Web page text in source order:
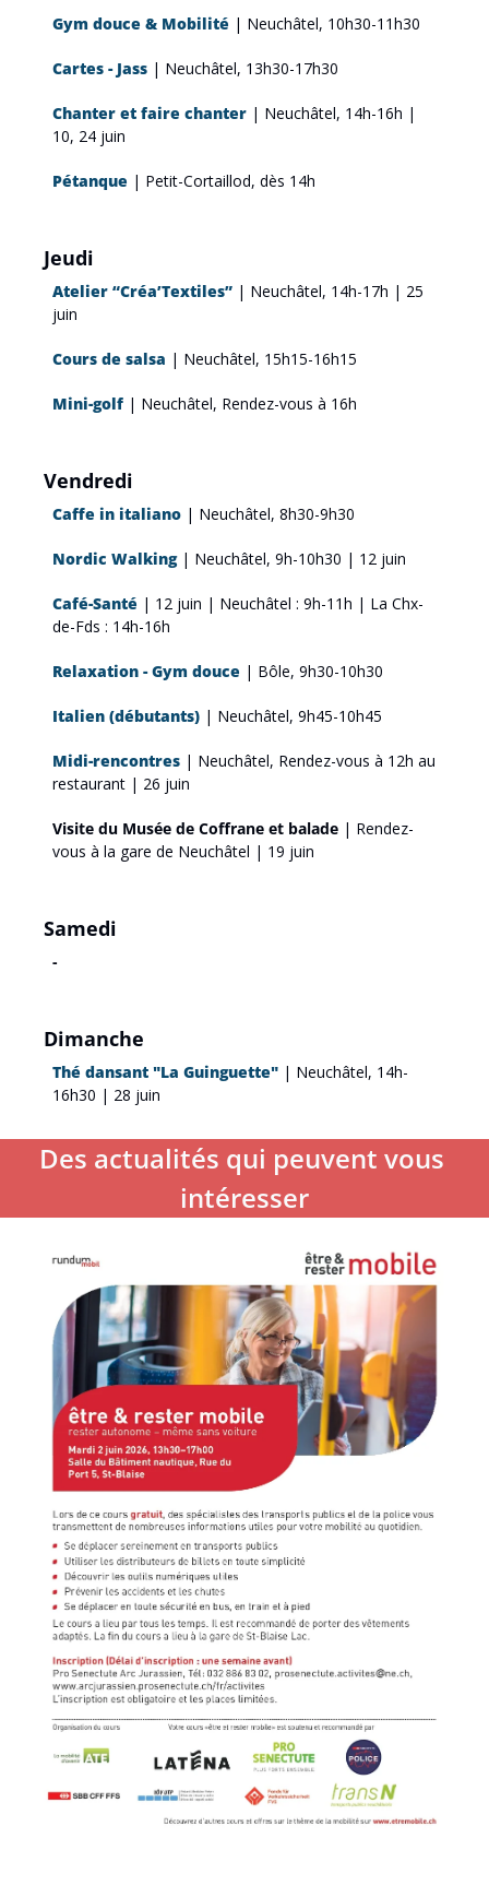
Gym douce & Mobilité | Neuchâtel, 10h30-11h30
Cartes - Jass | Neuchâtel, 13h30-17h30
Chanter et faire chanter | Neuchâtel, 14h-16h |
10, 24 juin
Pétanque | Petit-Cortaillod, dès 14h
Jeudi
Atelier “Créa’Textiles” | Neuchâtel, 14h-17h | 25
juin
Cours de salsa | Neuchâtel, 15h15-16h15
Mini-golf | Neuchâtel, Rendez-vous à 16h
Vendredi
Caffe in italiano | Neuchâtel, 8h30-9h30
Nordic Walking | Neuchâtel, 9h-10h30 | 12 juin
Café-Santé | 12 juin | Neuchâtel : 9h-11h | La Chx-
de-Fds : 14h-16h
Relaxation - Gym douce | Bôle, 9h30-10h30
Italien (débutants) | Neuchâtel, 9h45-10h45
Midi-rencontres | Neuchâtel, Rendez-vous à 12h au
restaurant | 26 juin
Visite du Musée de Coffrane et balade | Rendez-
vous à la gare de Neuchâtel | 19 juin
Samedi
-
Dimanche
Thé dansant "La Guinguette" | Neuchâtel, 14h-
16h30 | 28 juin
Des actualités qui peuvent vous
intéresser